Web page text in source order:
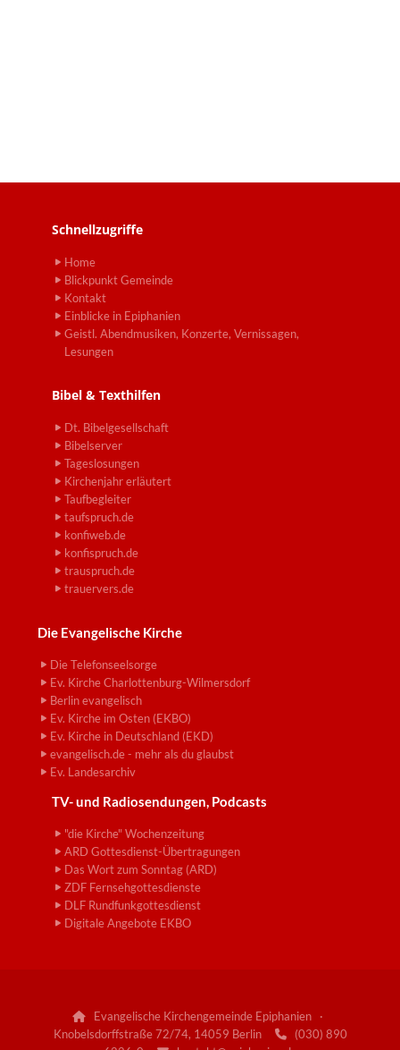
Schnellzugriffe
Home
Blickpunkt Gemeinde
Kontakt
Einblicke in Epiphanien
Geistl. Abendmusiken, Konzerte, Vernissagen,
Lesungen
Bibel & Texthilfen
Dt. Bibelgesellschaft
Bibelserver
Tageslosungen
Kirchenjahr erläutert
Taufbegleiter
taufspruch.de
konfiweb.de
konfispruch.de
trauspruch.de
trauervers.de
Die Evangelische Kirche
Die Telefonseelsorge
Ev. Kirche Charlottenburg-Wilmersdorf
Berlin evangelisch
Ev. Kirche im Osten (EKBO)
Ev. Kirche in Deutschland (EKD)
evangelisch.de - mehr als du glaubst
Ev. Landesarchiv
TV- und Radiosendungen, Podcasts
"die Kirche" Wochenzeitung
ARD Gottesdienst-Übertragungen
Das Wort zum Sonntag (ARD)
ZDF Fernsehgottesdienste
DLF Rundfunkgottesdienst
Digitale Angebote EKBO
Evangelische Kirchengemeinde Epiphanien ·
Knobelsdorffstraße 72/74, 14059 Berlin
(030) 890